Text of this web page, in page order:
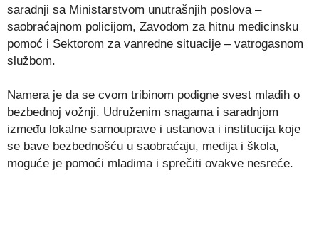
saradnji sa Ministarstvom unutrašnjih poslova –
saobraćajnom policijom, Zavodom za hitnu medicinsku
pomoć i Sektorom za vanredne situacije – vatrogasnom
službom.
Namera je da se cvom tribinom podigne svest mladih o
bezbednoj vožnji. Udruženim snagama i saradnjom
između lokalne samouprave i ustanova i institucija koje
se bave bezbednošću u saobraćaju, medija i škola,
moguće je pomoći mladima i sprečiti ovakve nesreće.